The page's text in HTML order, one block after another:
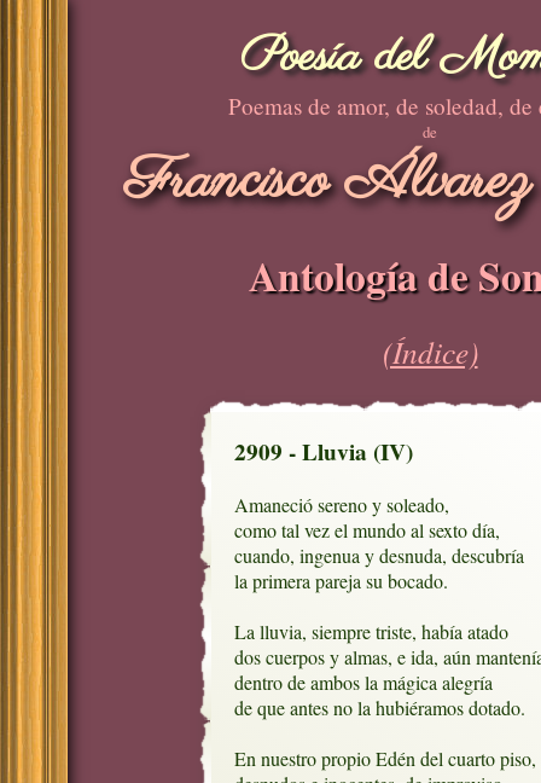
Poesía del
Poemas de amor, de soledad, de
de
Francisco
Antología de
(Índice)
2909 - Lluvia (IV)
Amaneció sereno y soleado,
como tal vez el mundo al sexto día,
cuando, ingenua y desnuda, descubría
la primera pareja su bocado.
La lluvia, siempre triste, había atado
dos cuerpos y almas, e ida, aún
dentro de ambos la mágica alegría
de que antes no la hubiéramos dotado.
En nuestro propio Edén del cuarto piso,